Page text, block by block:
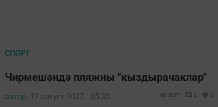
СПОРТ
Чирмешәндә пляжны “кыздырачаклар“
автор, 12 август 2017 - 05:30 5077 0 0